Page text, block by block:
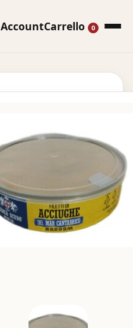
AccountCarrello 0